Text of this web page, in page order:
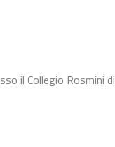
il Collegio Rosmini di